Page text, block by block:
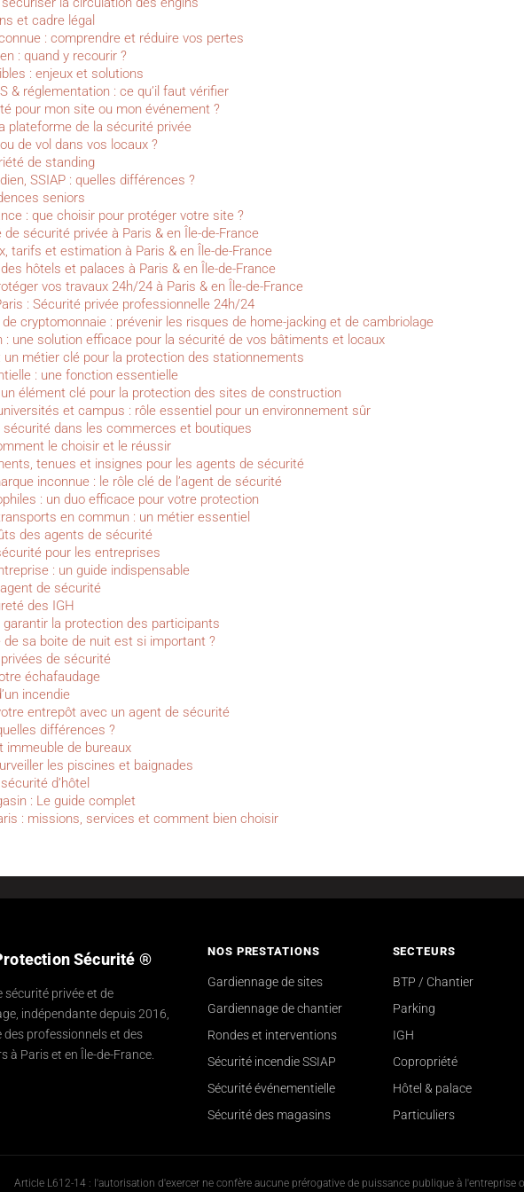
et cadre légal
: comprendre et réduire vos pertes
: quand y recourir ?
: enjeux et solutions
& réglementation : ce qu’il faut vérifier
pour mon site ou mon événement ?
plateforme de la sécurité privée
de vol dans vos locaux ?
de standing
SSIAP : quelles différences ?
seniors
: que choisir pour protéger votre site ?
sécurité privée à Paris & en Île-de-France
tarifs et estimation à Paris & en Île-de-France
hôtels et palaces à Paris & en Île-de-France
vos travaux 24h/24 à Paris & en Île-de-France
: Sécurité privée professionnelle 24h/24
cryptomonnaie : prévenir les risques de home-jacking et de cambriolage
: une solution efficace pour la sécurité de vos bâtiments et locaux
un métier clé pour la protection des stationnements
: une fonction essentielle
élément clé pour la protection des sites de construction
et campus : rôle essentiel pour un environnement sûr
sécurité dans les commerces et boutiques
le choisir et le réussir
tenues et insignes pour les agents de sécurité
inconnue : le rôle clé de l’agent de sécurité
: un duo efficace pour votre protection
en commun : un métier essentiel
des agents de sécurité
pour les entreprises
: un guide indispensable
de sécurité
des IGH
la protection des participants
sa boite de nuit est si important ?
de sécurité
échafaudage
incendie
entrepôt avec un agent de sécurité
différences ?
immeuble de bureaux
les piscines et baignades
d’hôtel
: Le guide complet
: missions, services et comment bien choisir
Sécurité ®
sécurité privée et de
indépendante depuis 2016,
des professionnels et des
à Paris et en Île-de-France.
NOS PRESTATIONS
Gardiennage de sites
Gardiennage de chantier
Rondes et interventions
Sécurité incendie SSIAP
Sécurité événementielle
Sécurité des magasins
SECTEURS
BTP / Chantier
Parking
IGH
Copropriété
Hôtel & palace
Particuliers
Article L612-14 : l'autorisation d'exercer ne confère aucune prérogative de puissance publique à l'entreprise